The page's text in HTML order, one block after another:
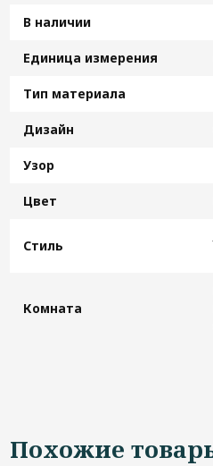
В наличии
Единица измерения
Тип материала
Дизайн
Узор
Цвет
Стиль
Комната
Похожие